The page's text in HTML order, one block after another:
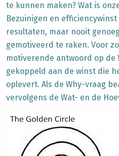
te kunnen maken? Wat is
Bezuinigen en
resultaten, maar nooit
gemotiveerd te raken. Voor
motiverende antwoord op de
gekoppeld aan de winst die
oplevert. Als de Why-vraag
vervolgens de Wat- en de